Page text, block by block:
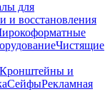
для
и восстановления
Чистящие
Кронштейны и
СейфыРекламная